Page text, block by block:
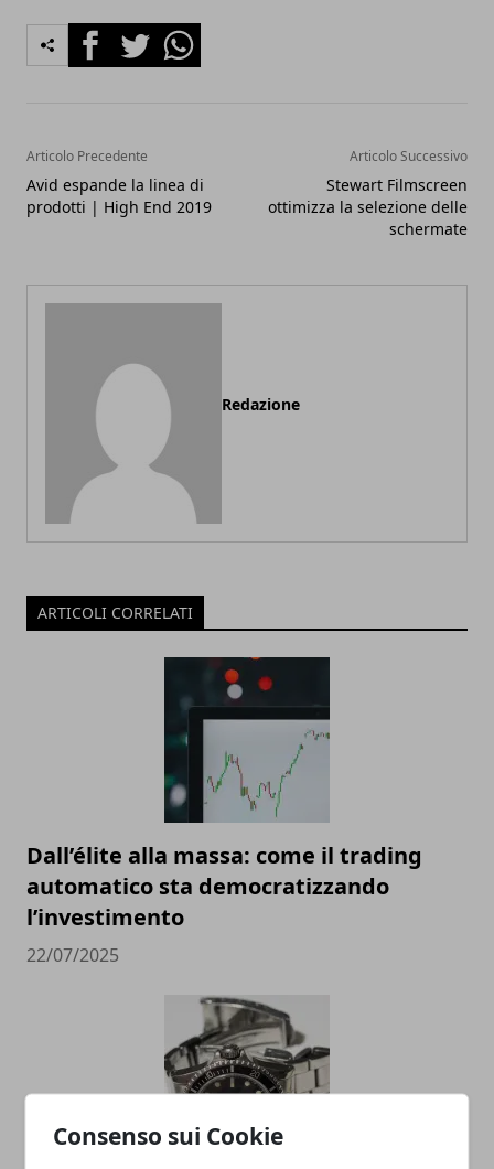
Consenso sui Cookie
FacebookTwitterWhatsapp
Articolo Precedente
Avid espande la linea di
prodotti | High End 2019
Articolo Successivo
Stewart Filmscreen
ottimizza la selezione delle
schermate
Redazione
ARTICOLI CORRELATI
Dall’élite alla massa: come il trading
automatico sta democratizzando
l’investimento
22/07/2025